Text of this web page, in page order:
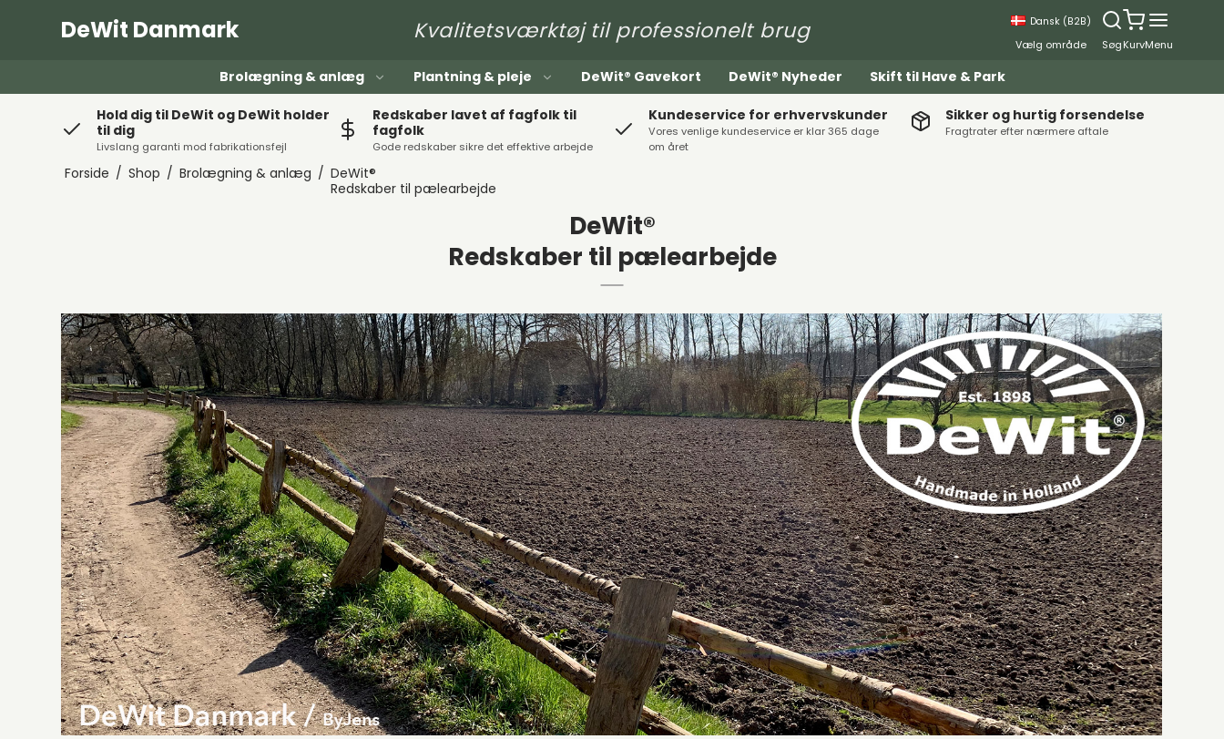
DeWit Danmark Kvalitetsværktøj til professionelt brug Dansk (B2B)
Vælg område SøgKurvMenu
Brolægning & anlæg Plantning & pleje DeWit® Gavekort DeWit® Nyheder Skift til Have & Park
Hold dig til DeWit og DeWit holder
til dig
Livslang garanti mod fabrikationsfejl
Redskaber lavet af fagfolk til
fagfolk
Gode redskaber sikre det effektive arbejde
Kundeservice for erhvervskunder
Vores venlige kundeservice er klar 365 dage
om året
Sikker og hurtig forsendelse
Fragtrater efter nærmere aftale
Forside / Shop / Brolægning & anlæg / DeWit®
Redskaber til pælearbejde
DeWit®
Redskaber til pælearbejde